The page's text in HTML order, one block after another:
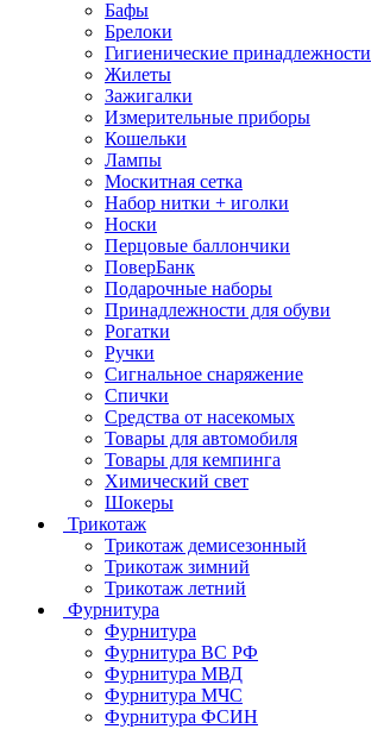
Бафы
Брелоки
Гигиенические принадлежности
Жилеты
Зажигалки
Измерительные приборы
Кошельки
Лампы
Москитная сетка
Набор нитки + иголки
Носки
Перцовые баллончики
ПоверБанк
Подарочные наборы
Принадлежности для обуви
Рогатки
Ручки
Сигнальное снаряжение
Спички
Средства от насекомых
Товары для автомобиля
Товары для кемпинга
Химический свет
Шокеры
Трикотаж
Трикотаж демисезонный
Трикотаж зимний
Трикотаж летний
Фурнитура
Фурнитура
Фурнитура ВС РФ
Фурнитура МВД
Фурнитура МЧС
Фурнитура ФСИН